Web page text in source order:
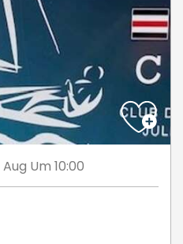
Aug Um 10:00